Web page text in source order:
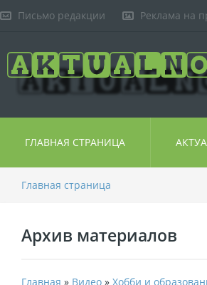
Письмо редакции Реклама на
ГЛАВНАЯ СТРАНИЦА
Главная страница
Архив материалов
Главная » Видео » Хобби и